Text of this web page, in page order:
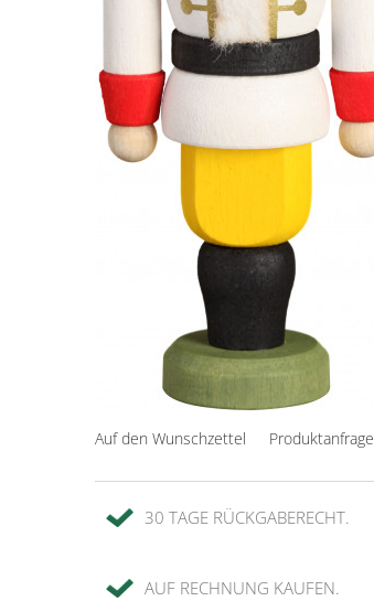
Auf den Wunschzettel Produktanfrage
30 TAGE RÜCKGABERECHT.
AUF RECHNUNG KAUFEN.